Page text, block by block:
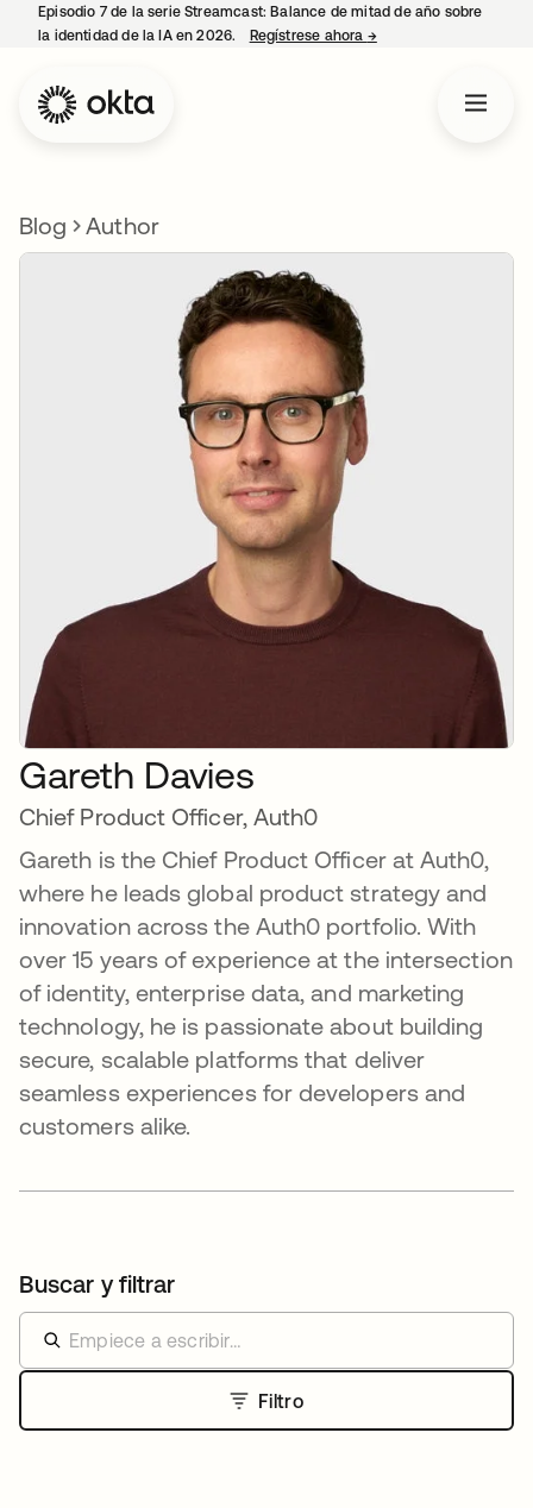
Episodio 7 de la serie Streamcast: Balance de mitad de año sobre
la identidad de la IA en 2026.
Regístrese ahora →se abre en una
Blog Author
Gareth Davies
Chief Product Officer, Auth0
Gareth is the Chief Product Officer at Auth0,
where he leads global product strategy and
innovation across the Auth0 portfolio. With
over 15 years of experience at the intersection
of identity, enterprise data, and marketing
technology, he is passionate about building
secure, scalable platforms that deliver
seamless experiences for developers and
customers alike.
Buscar y filtrar
Filtro